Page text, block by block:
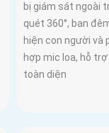
bị giám sát ngoài
quét 360°, ban
hiện con người và
hợp mic loa, hỗ trợ
toàn diện